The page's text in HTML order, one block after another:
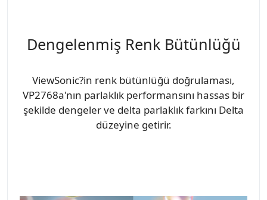
Dengelenmiş Renk Bütünlüğü
ViewSonic?in renk bütünlüğü doğrulaması,
VP2768a'nın parlaklık performansını hassas bir
şekilde dengeler ve delta parlaklık farkını Delta
düzeyine getirir.